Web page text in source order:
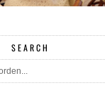
SEARCH